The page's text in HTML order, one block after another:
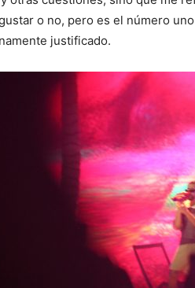
o no, pero es el número
justificado.